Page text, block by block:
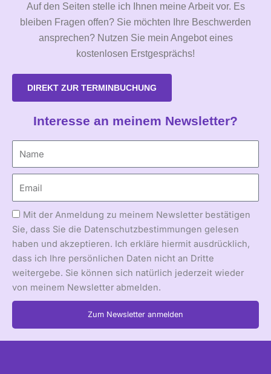
Auf den Seiten stelle ich Ihnen meine Arbeit vor. Es
bleiben Fragen offen? Sie möchten Ihre Beschwerden
ansprechen? Nutzen Sie mein Angebot eines
kostenlosen Erstgesprächs!
DIREKT ZUR TERMINBUCHUNG
Interesse an meinem Newsletter?
Mit der Anmeldung zu meinem Newsletter bestätigen
Sie, dass Sie die Datenschutzbestimmungen gelesen
haben und akzeptieren. Ich erkläre hiermit ausdrücklich,
dass ich Ihre persönlichen Daten nicht an Dritte
weitergebe. Sie können sich natürlich jederzeit wieder
von meinem Newsletter abmelden.
Zum Newsletter anmelden